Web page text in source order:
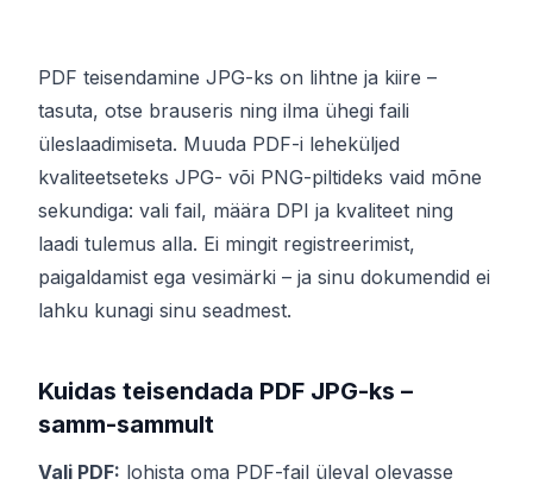
PDF teisendamine JPG-ks on lihtne ja kiire –
tasuta, otse brauseris ning ilma ühegi faili
üleslaadimiseta. Muuda PDF-i leheküljed
kvaliteetseteks JPG- või PNG-piltideks vaid mõne
sekundiga: vali fail, määra DPI ja kvaliteet ning
laadi tulemus alla. Ei mingit registreerimist,
paigaldamist ega vesimärki – ja sinu dokumendid ei
lahku kunagi sinu seadmest.
Kuidas teisendada PDF JPG-ks –
samm-sammult
Vali PDF: lohista oma PDF-fail üleval olevasse